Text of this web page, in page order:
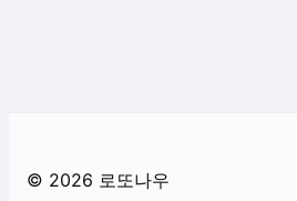
© 2026 로또나우